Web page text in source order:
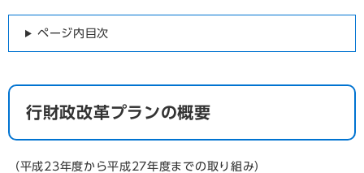
ページ内目次
行財政改革プランの概要
（平成23年度から平成27年度までの取り組み）